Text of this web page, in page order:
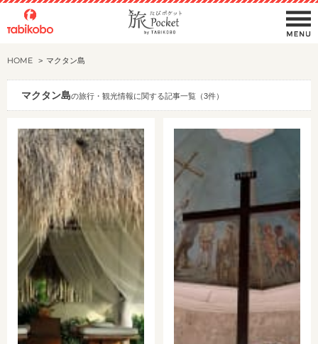
HOME マクタン島
マクタン島の旅行・観光情報に関する記事一覧（3件）